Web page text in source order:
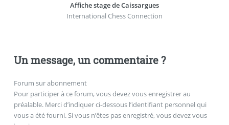
Affiche stage de Caissargues
International Chess Connection
Un message, un commentaire ?
Forum sur abonnement
Pour participer à ce forum, vous devez vous enregistrer au
préalable. Merci d’indiquer ci-dessous l’identifiant personnel qui
vous a été fourni. Si vous n’êtes pas enregistré, vous devez vous